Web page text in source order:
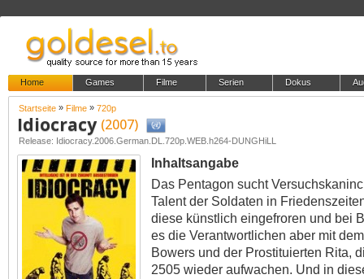
Home Games Filme Serien Dokus
Startseite » Filme » 720p
Idiocracy (2007)
Release: Idiocracy.2006.German.DL.720p.WEB.h264-DUNGHiLL
Inhaltsangabe
Das Pentagon sucht
Talent der Soldaten in
diese künstlich eingefroren und bei
es die Verantwortlichen aber mit
Bowers und der Prostituierten Rita,
2505 wieder aufwachen. Und in